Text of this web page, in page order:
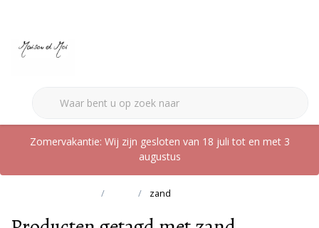
Zomervakantie: Wij zijn gesloten van 18 juli tot en met 3
augustus
zand